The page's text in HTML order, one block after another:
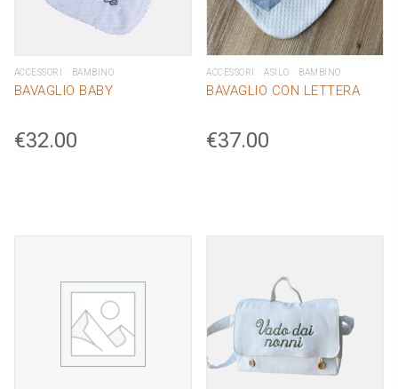
ACCESSORI BAMBINO
BAVAGLIO BABY
€32.00
ACCESSORI ASILO BAMBINO
BAVAGLIO CON LETTERA
€37.00